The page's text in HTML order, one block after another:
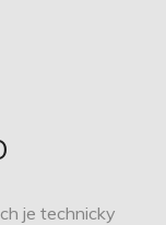
je technicky